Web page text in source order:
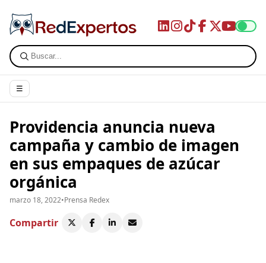
☰
Providencia anuncia nueva
campaña y cambio de imagen
en sus empaques de azúcar
orgánica
marzo 18, 2022•Prensa Redex
Compartir